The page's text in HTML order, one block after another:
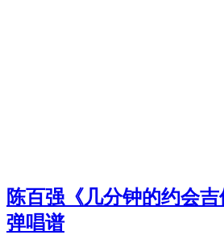
陈百强《几分钟的约会
弹唱谱